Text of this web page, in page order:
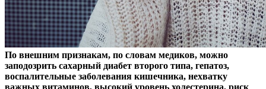
По внешним признакам, по словам медиков, можно
заподозрить сахарный диабет второго типа, гепатоз,
воспалительные заболевания кишечника, нехватку
важных витаминов, высокий уровень холестерина, риск